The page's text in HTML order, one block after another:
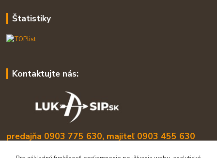
Štatistiky
Kontaktujte nás:
predajňa 0903 775 630, majiteľ 0903 455 630